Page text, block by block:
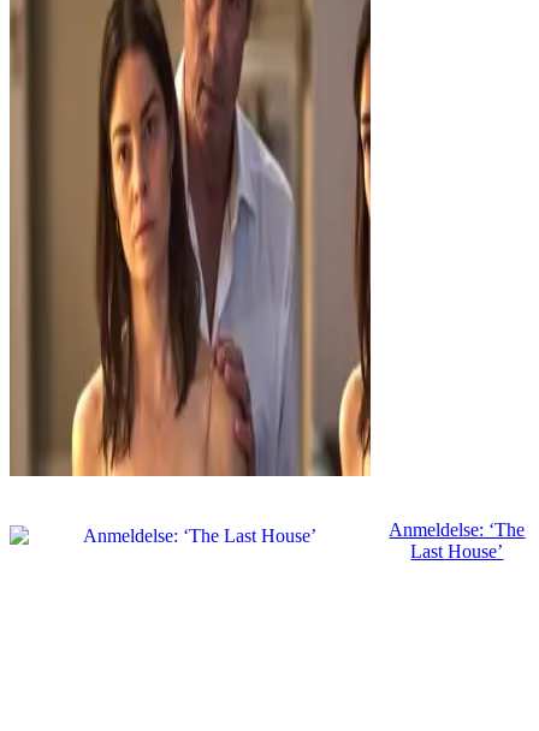
Anmeldelse: ‘The
Last House’